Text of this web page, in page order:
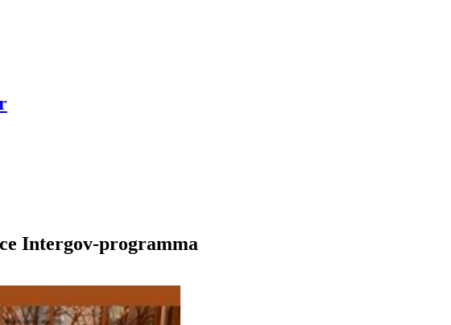
Intergov-programma